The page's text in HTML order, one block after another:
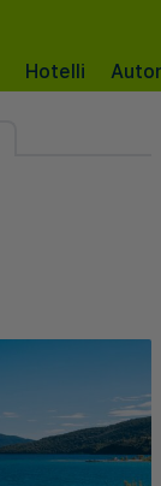
Hotelli